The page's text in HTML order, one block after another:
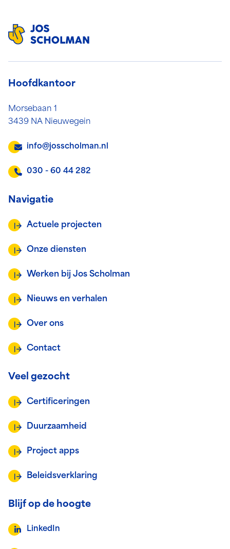
Hoofdkantoor
Morsebaan 1
3439 NA Nieuwegein
info@josscholman.nl
030 - 60 44 282
Navigatie
Actuele projecten
Onze diensten
Werken bij Jos Scholman
Nieuws en verhalen
Over ons
Contact
Veel gezocht
Certificeringen
Duurzaamheid
Project apps
Beleidsverklaring
Blijf op de hoogte
LinkedIn